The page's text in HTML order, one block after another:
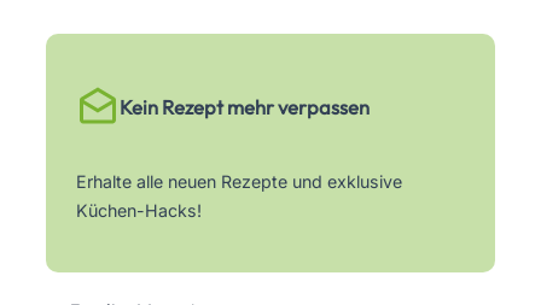
Kein Rezept mehr verpassen
Erhalte alle neuen Rezepte und exklusive
Küchen-Hacks!